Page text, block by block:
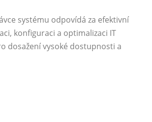
systému odpovídá za efektivní
konfiguraci a optimalizaci IT
dosažení vysoké dostupnosti a